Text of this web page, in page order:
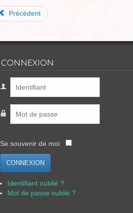
Précédent
CONNEXION
Se souvenir de moi
CONNEXION
Identifiant oublié ?
Mot de passe oublié ?